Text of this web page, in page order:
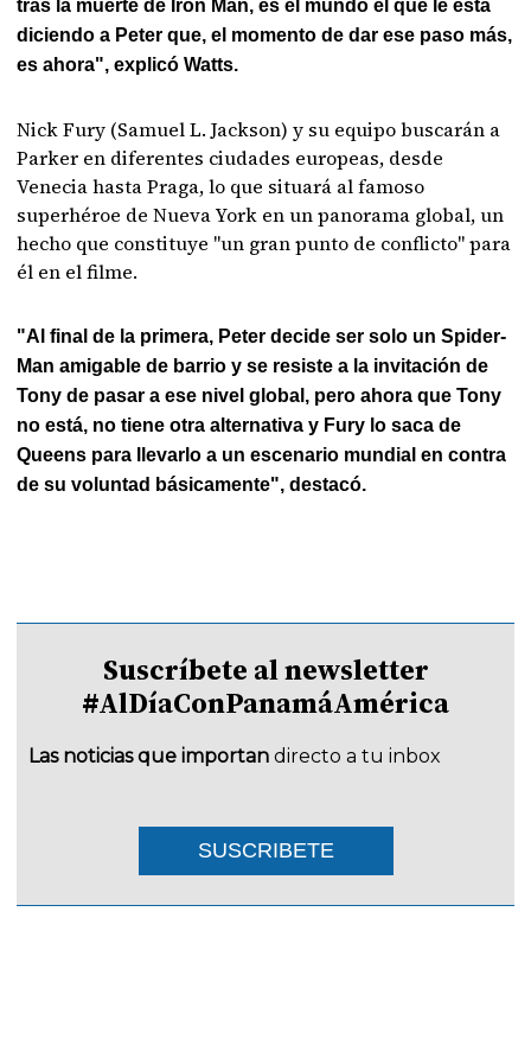
tras la muerte de Iron Man, es el mundo el que le está
diciendo a Peter que, el momento de dar ese paso más,
es ahora", explicó Watts.
Nick Fury (Samuel L. Jackson) y su equipo buscarán a
Parker en diferentes ciudades europeas, desde
Venecia hasta Praga, lo que situará al famoso
superhéroe de Nueva York en un panorama global, un
hecho que constituye "un gran punto de conflicto" para
él en el filme.
"Al final de la primera, Peter decide ser solo un Spider-
Man amigable de barrio y se resiste a la invitación de
Tony de pasar a ese nivel global, pero ahora que Tony
no está, no tiene otra alternativa y Fury lo saca de
Queens para llevarlo a un escenario mundial en contra
de su voluntad básicamente", destacó.
Suscríbete al newsletter
#AlDíaConPanamáAmérica
Las noticias que importan directo a tu inbox
SUSCRIBETE